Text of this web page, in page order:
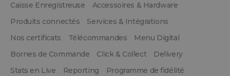
Caisse Enregistreuse
Accessoires & Hardware
Produits connectés
Services & Intégrations
Nos certificats
Télécommandes
Menu Digital
Bornes de Commande
Click & Collect
Delivery
Stats en Live
Reporting
Programme de fidélité